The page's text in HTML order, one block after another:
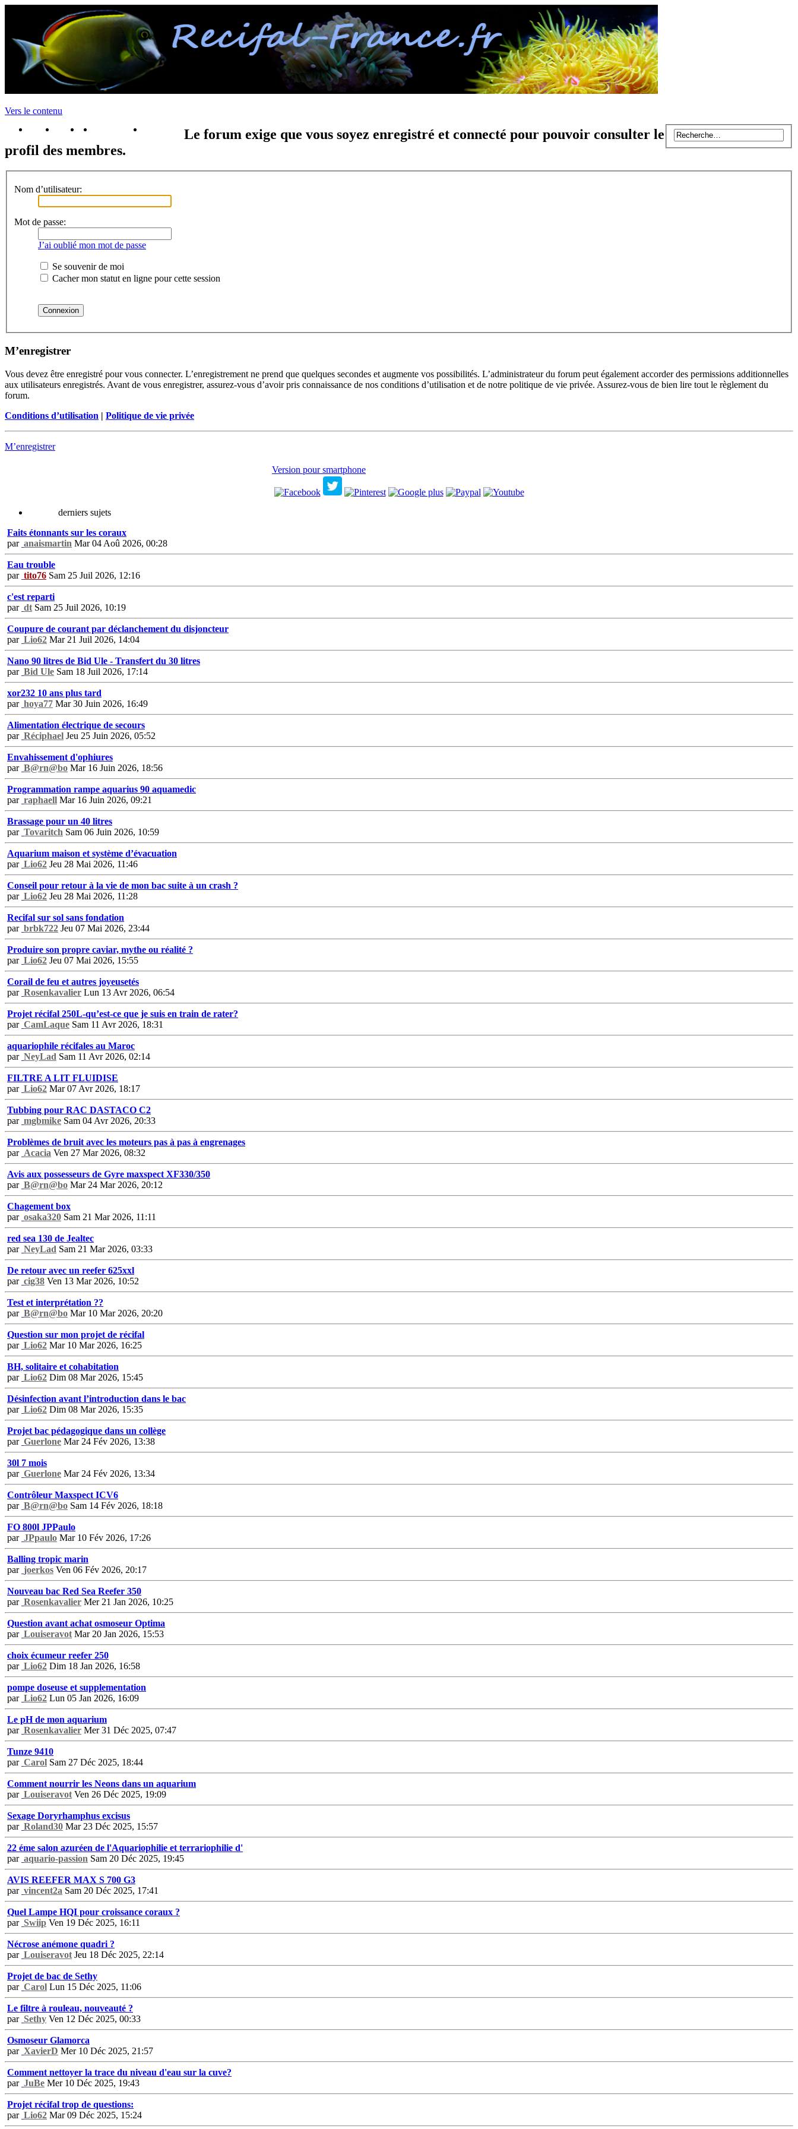
Vers le contenu
portail
forum faq m'enregister
Le forum exige que vous soyez enregistré et connecté pour pouvoir consulter le
profil des membres.
Nom d’utilisateur:
Mot de passe:
J’ai oublié mon mot de passe
Se souvenir de moi
Cacher mon statut en ligne pour cette session
M’enregistrer
Vous devez être enregistré pour vous connecter. L’enregistrement ne prend que quelques secondes et augmente vos possibilités. L’administrateur du forum peut également accorder des permissions additionnelles
aux utilisateurs enregistrés. Avant de vous enregistrer, assurez-vous d’avoir pris connaissance de nos conditions d’utilisation et de notre politique de vie privée. Assurez-vous de bien lire tout le règlement du
forum.
Conditions d’utilisation | Politique de vie privée
M’enregistrer
Version pour smartphone
derniers sujets
Faits étonnants sur les coraux
par anaismartin Mar 04 Aoû 2026, 00:28
Eau trouble
par tito76 Sam 25 Juil 2026, 12:16
c'est reparti
par dt Sam 25 Juil 2026, 10:19
Coupure de courant par déclanchement du disjoncteur
par Lio62 Mar 21 Juil 2026, 14:04
Nano 90 litres de Bid Ule - Transfert du 30 litres
par Bid Ule Sam 18 Juil 2026, 17:14
xor232 10 ans plus tard
par hoya77 Mar 30 Juin 2026, 16:49
Alimentation électrique de secours
par Réciphael Jeu 25 Juin 2026, 05:52
Envahissement d'ophiures
par B@rn@bo Mar 16 Juin 2026, 18:56
Programmation rampe aquarius 90 aquamedic
par raphaell Mar 16 Juin 2026, 09:21
Brassage pour un 40 litres
par Tovaritch Sam 06 Juin 2026, 10:59
Aquarium maison et système d’évacuation
par Lio62 Jeu 28 Mai 2026, 11:46
Conseil pour retour à la vie de mon bac suite à un crash ?
par Lio62 Jeu 28 Mai 2026, 11:28
Recifal sur sol sans fondation
par brbk722 Jeu 07 Mai 2026, 23:44
Produire son propre caviar, mythe ou réalité ?
par Lio62 Jeu 07 Mai 2026, 15:55
Corail de feu et autres joyeusetés
par Rosenkavalier Lun 13 Avr 2026, 06:54
Projet récifal 250L-qu’est-ce que je suis en train de rater?
par CamLaque Sam 11 Avr 2026, 18:31
aquariophile récifales au Maroc
par NeyLad Sam 11 Avr 2026, 02:14
FILTRE A LIT FLUIDISE
par Lio62 Mar 07 Avr 2026, 18:17
Tubbing pour RAC DASTACO C2
par mgbmike Sam 04 Avr 2026, 20:33
Problèmes de bruit avec les moteurs pas à pas à engrenages
par Acacia Ven 27 Mar 2026, 08:32
Avis aux possesseurs de Gyre maxspect XF330/350
par B@rn@bo Mar 24 Mar 2026, 20:12
Chagement box
par osaka320 Sam 21 Mar 2026, 11:11
red sea 130 de Jealtec
par NeyLad Sam 21 Mar 2026, 03:33
De retour avec un reefer 625xxl
par cig38 Ven 13 Mar 2026, 10:52
Test et interprétation ??
par B@rn@bo Mar 10 Mar 2026, 20:20
Question sur mon projet de récifal
par Lio62 Mar 10 Mar 2026, 16:25
BH, solitaire et cohabitation
par Lio62 Dim 08 Mar 2026, 15:45
Désinfection avant l’introduction dans le bac
par Lio62 Dim 08 Mar 2026, 15:35
Projet bac pédagogique dans un collège
par Guerlone Mar 24 Fév 2026, 13:38
30l 7 mois
par Guerlone Mar 24 Fév 2026, 13:34
Contrôleur Maxspect ICV6
par B@rn@bo Sam 14 Fév 2026, 18:18
FO 800l JPPaulo
par JPpaulo Mar 10 Fév 2026, 17:26
Balling tropic marin
par joerkos Ven 06 Fév 2026, 20:17
Nouveau bac Red Sea Reefer 350
par Rosenkavalier Mer 21 Jan 2026, 10:25
Question avant achat osmoseur Optima
par Louiseravot Mar 20 Jan 2026, 15:53
choix écumeur reefer 250
par Lio62 Dim 18 Jan 2026, 16:58
pompe doseuse et supplementation
par Lio62 Lun 05 Jan 2026, 16:09
Le pH de mon aquarium
par Rosenkavalier Mer 31 Déc 2025, 07:47
Tunze 9410
par Carol Sam 27 Déc 2025, 18:44
Comment nourrir les Neons dans un aquarium
par Louiseravot Ven 26 Déc 2025, 19:09
Sexage Doryrhamphus excisus
par Roland30 Mar 23 Déc 2025, 15:57
22 éme salon azuréen de l'Aquariophilie et terrariophilie d'
par aquario-passion Sam 20 Déc 2025, 19:45
AVIS REEFER MAX S 700 G3
par vincent2a Sam 20 Déc 2025, 17:41
Quel Lampe HQI pour croissance coraux ?
par Swiip Ven 19 Déc 2025, 16:11
Nécrose anémone quadri ?
par Louiseravot Jeu 18 Déc 2025, 22:14
Projet de bac de Sethy
par Carol Lun 15 Déc 2025, 11:06
Le filtre à rouleau, nouveauté ?
par Sethy Ven 12 Déc 2025, 00:33
Osmoseur Glamorca
par XavierD Mer 10 Déc 2025, 21:57
Comment nettoyer la trace du niveau d'eau sur la cuve?
par JuBe Mer 10 Déc 2025, 19:43
Projet récifal trop de questions:
par Lio62 Mar 09 Déc 2025, 15:24